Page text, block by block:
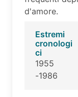
d'amore.
Estremi
cronologi
ci
1955
-1986